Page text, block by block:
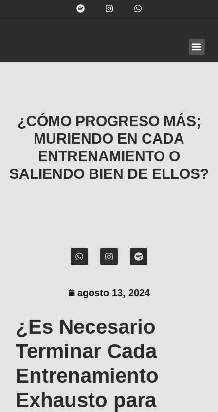
¿CÓMO PROGRESO MÁS;
MURIENDO EN CADA
ENTRENAMIENTO O
SALIENDO BIEN DE ELLOS?
agosto 13, 2024
¿Es Necesario
Terminar Cada
Entrenamiento
Exhausto para